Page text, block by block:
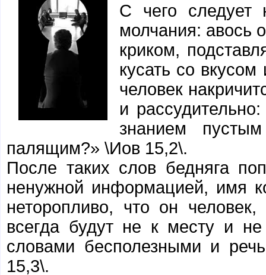
С чего следует
молчания: авось
криком,
кусать со
человек
и
знанием
палящим?» \Иов 15,2\.
После таких слов бедняга
ненужной информацией, имя
неторопливо, что он
всегда будут не к месту и
словами бесполезными и
15,3\.